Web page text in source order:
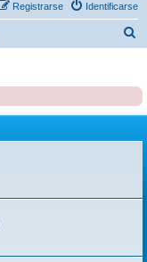
Identificarse
Registrarse
a
r